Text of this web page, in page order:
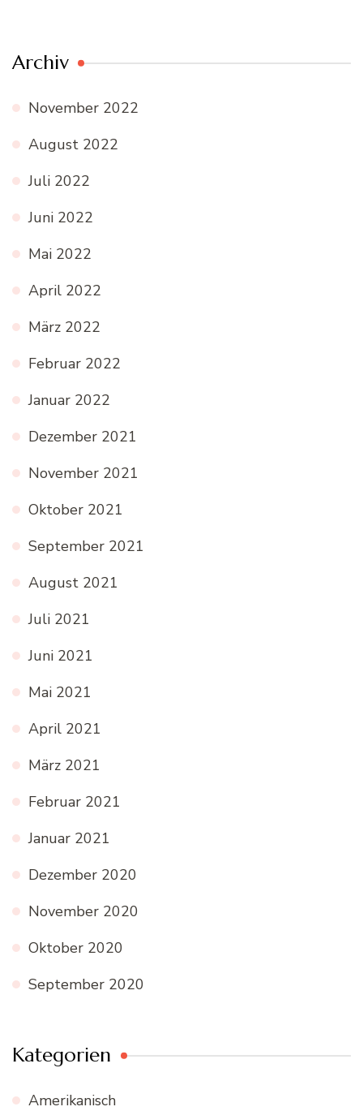
Archiv
November 2022
August 2022
Juli 2022
Juni 2022
Mai 2022
April 2022
März 2022
Februar 2022
Januar 2022
Dezember 2021
November 2021
Oktober 2021
September 2021
August 2021
Juli 2021
Juni 2021
Mai 2021
April 2021
März 2021
Februar 2021
Januar 2021
Dezember 2020
November 2020
Oktober 2020
September 2020
Kategorien
Amerikanisch